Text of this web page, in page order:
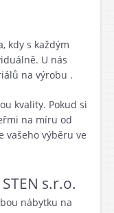
kdy s každým
U nás
na výrobu .
kvality. Pokud si
na míru od
vašeho výběru ve
s.r.o.
nábytku na